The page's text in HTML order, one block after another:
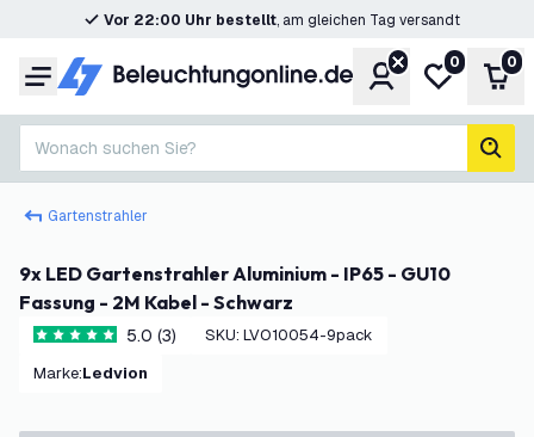
Vor 22:00 Uhr bestellt, am gleichen Tag versandt
Menü KontoMeine
0 0
Wonach suchen Sie?
Gartenstrahler
9x LED Gartenstrahler Aluminium - IP65 - GU10
Fassung - 2M Kabel - Schwarz
5 Bewertungssterne
5.0 (3) SKU: LVO10054-9pack
Marke: Ledvion